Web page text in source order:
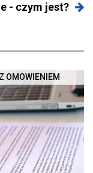
- czym jest?
OMÓWIENIEM